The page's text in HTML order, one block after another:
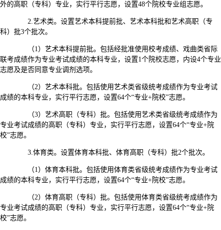
外的高职（专科）专业，实行平行志愿，设置48个院校专业组志愿。
2.艺术类。设置艺术本科提前批、艺术本科批和艺术高职（专
科）批3个批次。
（1）艺术本科提前批。包括经批准使用校考成绩、戏曲类省际
联考成绩作为专业考试成绩的本科专业，设置1个院校志愿，内设4个专业
志愿及是否同意专业调剂选项。
（2）艺术本科批。包括使用艺术类省级统考成绩作为专业考试
成绩的本科专业，实行平行志愿，设置64个“专业+院校”志愿。
（3）艺术高职（专科）批。包括使用艺术类省级统考成绩作为
专业考试成绩的高职（专科）专业，实行平行志愿，设置64个“专业+院
校”志愿。
3.体育类。设置体育本科批、体育高职（专科）批2个批次。
（1）体育本科批。包括使用体育类省级统考成绩作为专业考试
成绩的本科专业，实行平行志愿，设置64个“专业+院校”志愿。
（2）体育高职（专科）批。包括使用体育类省级统考成绩作为
专业考试成绩的高职（专科）专业，实行平行志愿，设置64个“专业+院
校”志愿。